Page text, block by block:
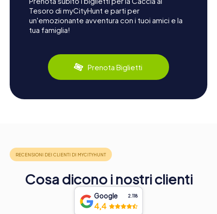
Tesoro di myCityHunt e parti per
un'emozionante avventura con i tuoi amici e la
tua famiglia!
Prenota Biglietti
Cosa dicono i nostri clienti
Google 2.118
4,4